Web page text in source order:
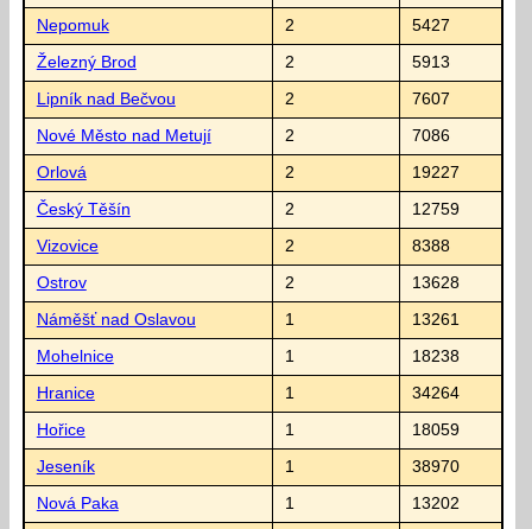
Nepomuk 2 5427
Železný Brod 2 5913
Lipník nad Bečvou 2 7607
Nové Město nad Metují 2 7086
Orlová 2 19227
Český Těšín 2 12759
Vizovice 2 8388
Ostrov 2 13628
Náměšť nad Oslavou 1 13261
Mohelnice 1 18238
Hranice 1 34264
Hořice 1 18059
Jeseník 1 38970
Nová Paka 1 13202